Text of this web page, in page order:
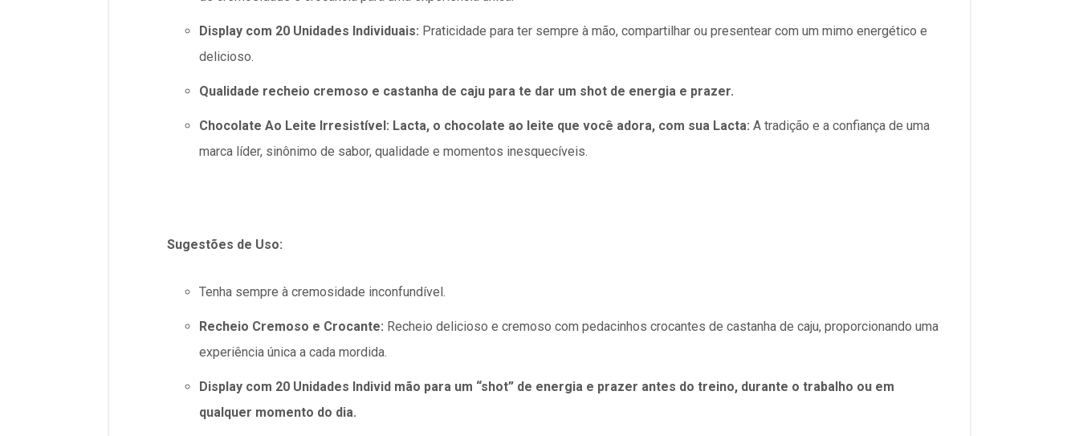
Display com 20 Unidades Individuais: Praticidade para ter sempre à mão, compartilhar ou presentear com um mimo energético e
delicioso.
Qualidade recheio cremoso e castanha de caju para te dar um shot de energia e prazer.
Chocolate Ao Leite Irresistível: Lacta, o chocolate ao leite que você adora, com sua Lacta: A tradição e a confiança de uma
marca líder, sinônimo de sabor, qualidade e momentos inesquecíveis.
Sugestões de Uso:
Tenha sempre à cremosidade inconfundível.
Recheio Cremoso e Crocante: Recheio delicioso e cremoso com pedacinhos crocantes de castanha de caju, proporcionando uma
experiência única a cada mordida.
Display com 20 Unidades Individ mão para um “shot” de energia e prazer antes do treino, durante o trabalho ou em
qualquer momento do dia.